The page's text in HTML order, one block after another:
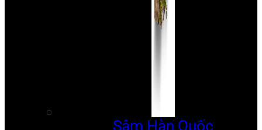
Sâm Hàn Quốc